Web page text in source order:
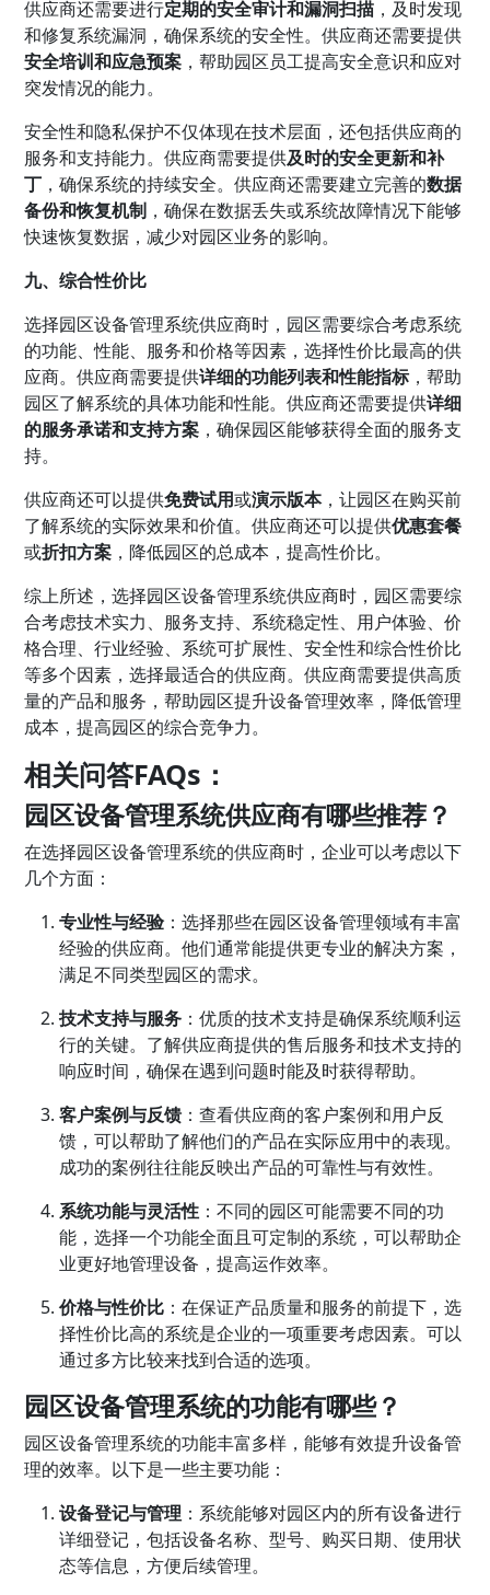
供应商还需要进行定期的安全审计和漏洞扫描 ，及时发现
和修复系统漏洞，确保系统的安全性。供应商还需要提供
安全培训和应急预案 ，帮助园区员工提高安全意识和应对
突发情况的能力。
安全性和隐私保护不仅体现在技术层面，还包括供应商的
服务和支持能力。供应商需要提供及时的安全更新和补
丁 ，确保系统的持续安全。供应商还需要建立完善的数据
备份和恢复机制 ，确保在数据丢失或系统故障情况下能够
快速恢复数据，减少对园区业务的影响。
九、综合性价比
选择园区设备管理系统供应商时，园区需要综合考虑系统
的功能、性能、服务和价格等因素，选择性价比最高的供
应商。供应商需要提供详细的功能列表和性能指标，帮助
园区了解系统的具体功能和性能。供应商还需要提供详细
的服务承诺和支持方案 ，确保园区能够获得全面的服务支
持。
供应商还可以提供免费试用或演示版本，让园区在购买前
了解系统的实际效果和价值。供应商还可以提供优惠套餐
或折扣方案 ，降低园区的总成本，提高性价比。
综上所述，选择园区设备管理系统供应商时，园区需要综
合考虑技术实力、服务支持、系统稳定性、用户体验、价
格合理、行业经验、系统可扩展性、安全性和综合性价比
等多个因素，选择最适合的供应商。供应商需要提供高质
量的产品和服务，帮助园区提升设备管理效率，降低管理
成本，提高园区的综合竞争力。
相关问答FAQs：
园区设备管理系统供应商有哪些推荐？
在选择园区设备管理系统的供应商时，企业可以考虑以下
几个方面：
专业性与经验：选择那些在园区设备管理领域有丰富
经验的供应商。他们通常能提供更专业的解决方案，
满足不同类型园区的需求。
技术支持与服务 ：优质的技术支持是确保系统顺利运
行的关键。了解供应商提供的售后服务和技术支持的
响应时间，确保在遇到问题时能及时获得帮助。
客户案例与反馈 ：查看供应商的客户案例和用户反
馈，可以帮助了解他们的产品在实际应用中的表现。
成功的案例往往能反映出产品的可靠性与有效性。
系统功能与灵活性 ：不同的园区可能需要不同的功
能，选择一个功能全面且可定制的系统，可以帮助企
业更好地管理设备，提高运作效率。
价格与性价比 ：在保证产品质量和服务的前提下，选
择性价比高的系统是企业的一项重要考虑因素。可以
通过多方比较来找到合适的选项。
园区设备管理系统的功能有哪些？
园区设备管理系统的功能丰富多样，能够有效提升设备管
理的效率。以下是一些主要功能：
设备登记与管理 ：系统能够对园区内的所有设备进行
详细登记，包括设备名称、型号、购买日期、使用状
态等信息，方便后续管理。